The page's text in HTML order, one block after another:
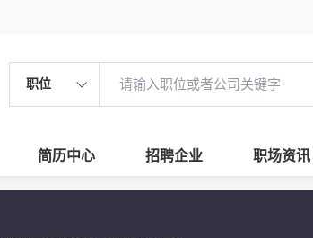
职位
简历中心 招聘企业 职场资讯